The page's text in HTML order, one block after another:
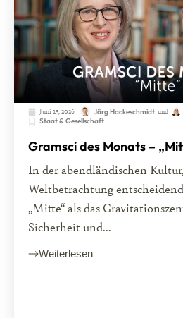
Juni 15, 2026 Jörg Hackeschmidt und
Staat & Gesellschaft
Gramsci des Monats –
In der abendländischen
Weltbetrachtung
„Mitte“ als das
Sicherheit und...
Weiterlesen